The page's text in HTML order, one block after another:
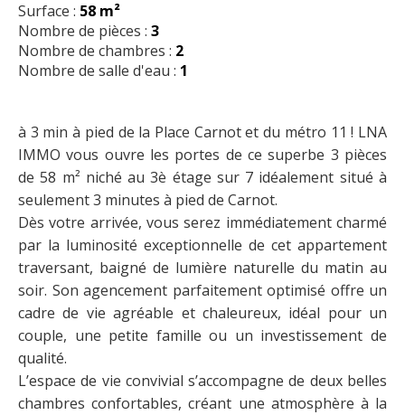
Surface : 58 m²
Nombre de pièces : 3
Nombre de chambres : 2
Nombre de salle d'eau : 1
à 3 min à pied de la Place Carnot et du métro 11 ! LNA
IMMO vous ouvre les portes de ce superbe 3 pièces
de 58 m² niché au 3è étage sur 7 idéalement situé à
seulement 3 minutes à pied de Carnot.
Dès votre arrivée, vous serez immédiatement charmé
par la luminosité exceptionnelle de cet appartement
traversant, baigné de lumière naturelle du matin au
soir. Son agencement parfaitement optimisé offre un
cadre de vie agréable et chaleureux, idéal pour un
couple, une petite famille ou un investissement de
qualité.
L’espace de vie convivial s’accompagne de deux belles
chambres confortables, créant une atmosphère à la